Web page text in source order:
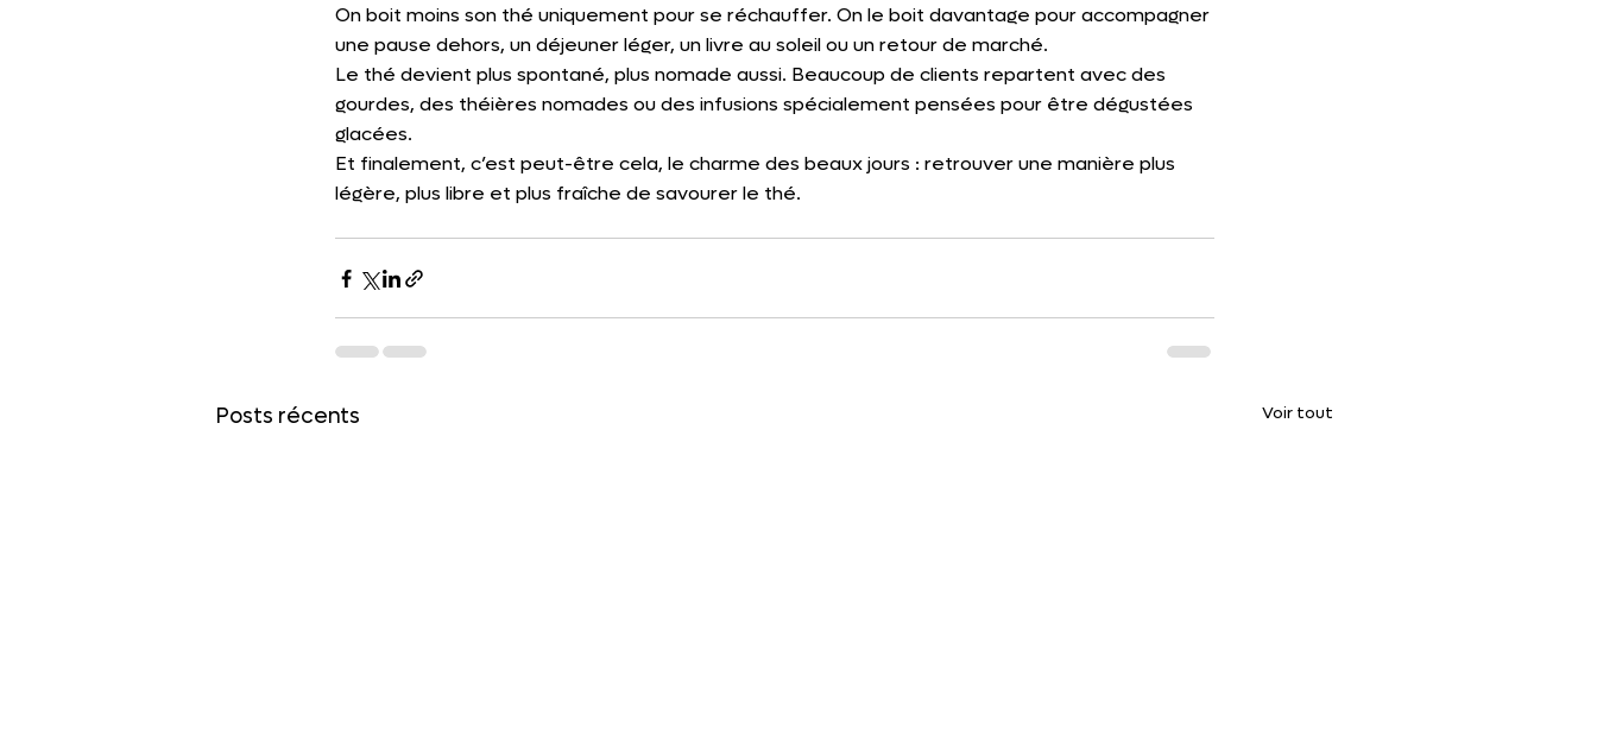
On boit moins son thé uniquement pour se réchauffer. On le boit davantage pour accompagner
une pause dehors, un déjeuner léger, un livre au soleil ou un retour de marché.
Le thé devient plus spontané, plus nomade aussi. Beaucoup de clients repartent avec des
gourdes, des théières nomades ou des infusions spécialement pensées pour être dégustées
glacées.
Et finalement, c’est peut-être cela, le charme des beaux jours : retrouver une manière plus
légère, plus libre et plus fraîche de savourer le thé.
Posts récents Voir tout